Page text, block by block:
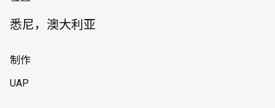
悉尼，澳大利亚
制作
UAP